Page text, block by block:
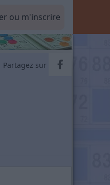
ou m'inscrire
Partagez sur Partager